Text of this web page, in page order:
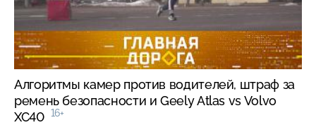
Алгоритмы камер против водителей, штраф за
ремень безопасности и Geely Atlas vs Volvo
XC40 16+